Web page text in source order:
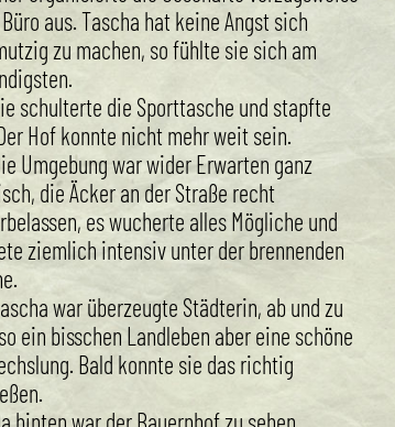
aus. Tascha hat keine Angst sich
zu machen, so fühlte sie sich am
schulterte die Sporttasche und stapfte
Hof konnte nicht mehr weit sein.
Umgebung war wider Erwarten ganz
die Äcker an der Straße recht
es wucherte alles Mögliche und
ziemlich intensiv unter der brennenden
war überzeugte Städterin, ab und zu
ein bisschen Landleben aber eine schöne
Bald konnte sie das richtig